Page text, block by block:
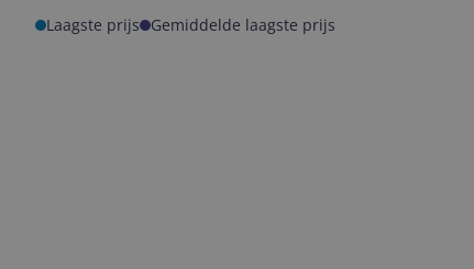
Laagste prijs Gemiddelde laagste prijs